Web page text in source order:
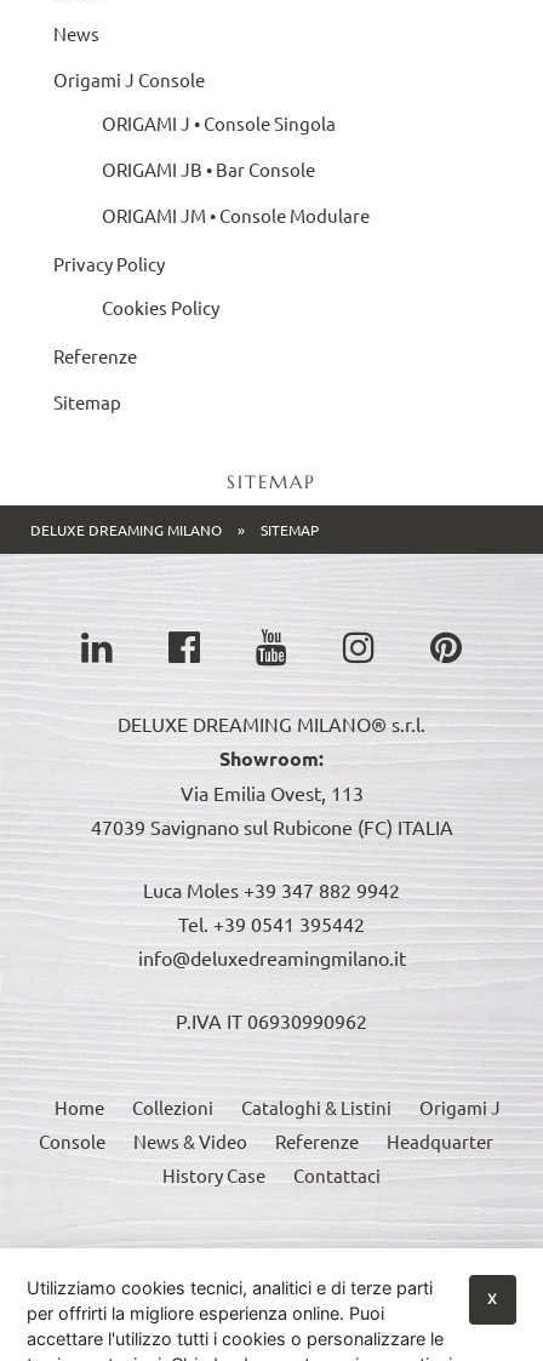
News
Origami J Console
ORIGAMI J • Console Singola
ORIGAMI JB • Bar Console
ORIGAMI JM • Console Modulare
Privacy Policy
Cookies Policy
Referenze
Sitemap
SITEMAP
DELUXE DREAMING MILANO » SITEMAP
DELUXE DREAMING MILANO® s.r.l.
Showroom:
Via Emilia Ovest, 113
47039 Savignano sul Rubicone (FC) ITALIA
Luca Moles +39 347 882 9942
Tel. +39 0541 395442
info@deluxedreamingmilano.it
P.IVA IT 06930990962
Home Collezioni Cataloghi & Listini
Origami J
Console
News & Video Referenze
Headquarter
History Case
Contattaci
Termini di servizio di Google:Google Privacy Policy •Google Terms of Service
Maggiori Informazioni
© 2026 Deluxe Dreaming Milano Istruzioni Utilizzo Console
Utilizziamo cookies tecnici, analitici e di terze parti
per offrirti la migliore esperienza online. Puoi
accettare l'utilizzo tutti i cookies o personalizzare le
X